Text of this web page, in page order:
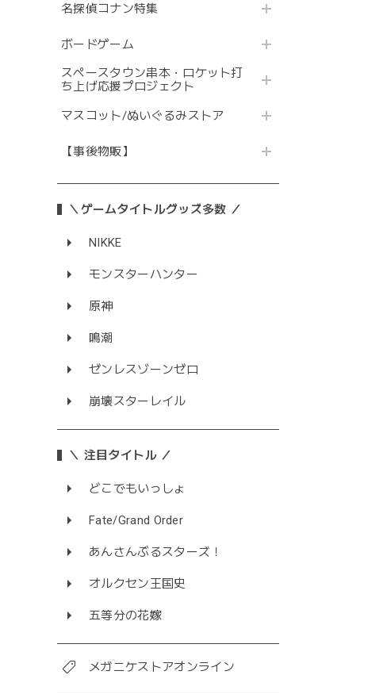
名探偵コナン特集
ボードゲーム
スペースタウン串本・ロケット打
ち上げ応援プロジェクト
マスコット/ぬいぐるみストア
【事後物販】
＼ゲームタイトルグッズ多数 ／
NIKKE
モンスターハンター
原神
鳴潮
ゼンレスゾーンゼロ
崩壊スターレイル
＼ 注目タイトル ／
どこでもいっしょ
Fate/Grand Order
あんさんぶるスターズ！
オルクセン王国史
五等分の花嫁
メガニケストアオンライン